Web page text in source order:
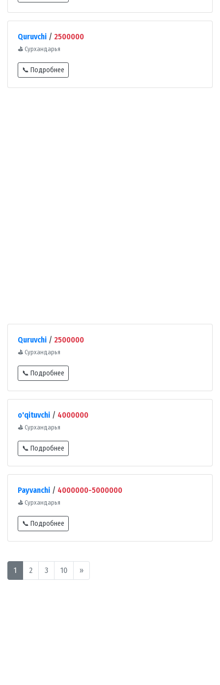
Quruvchi / 2500000
⛳ Сурхандарья
📞 Подробнее
Quruvchi / 2500000
⛳ Сурхандарья
📞 Подробнее
o'qituvchi / 4000000
⛳ Сурхандарья
📞 Подробнее
Payvanchi / 4000000-5000000
⛳ Сурхандарья
📞 Подробнее
1 2 3 10 »